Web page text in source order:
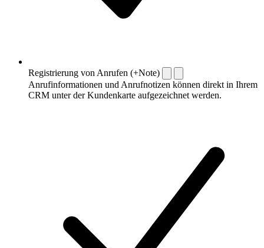
Registrierung von Anrufen (+Note)
Anrufinformationen und Anrufnotizen können direkt in Ihrem
CRM unter der Kundenkarte aufgezeichnet werden.